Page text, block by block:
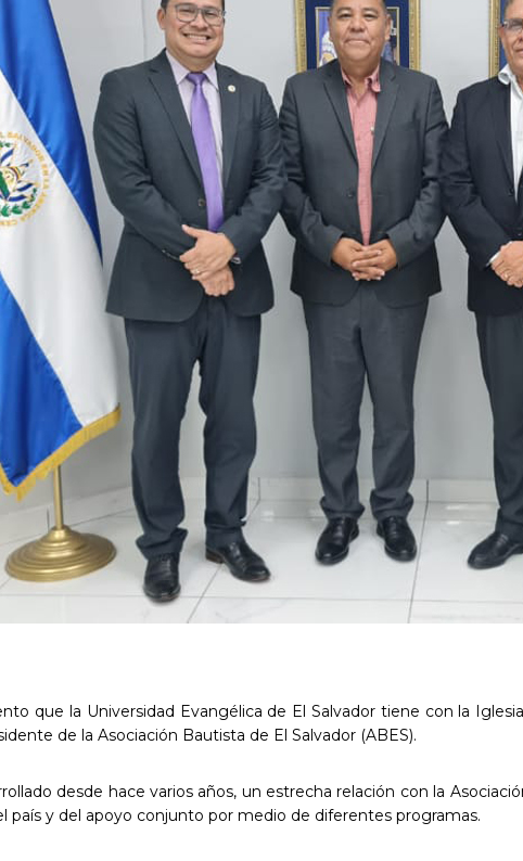
que la Universidad Evangélica de El Salvador tiene con la
de la Asociación Bautista de El Salvador (ABES).
desde hace varios años, un estrecha relación con la
país y del apoyo conjunto por medio de diferentes programas.